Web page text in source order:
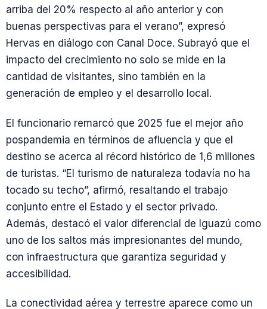
arriba del 20% respecto al año anterior y con
buenas perspectivas para el verano”, expresó
Hervas en diálogo con Canal Doce. Subrayó que el
impacto del crecimiento no solo se mide en la
cantidad de visitantes, sino también en la
generación de empleo y el desarrollo local.
El funcionario remarcó que 2025 fue el mejor año
pospandemia en términos de afluencia y que el
destino se acerca al récord histórico de 1,6 millones
de turistas. “El turismo de naturaleza todavía no ha
tocado su techo”, afirmó, resaltando el trabajo
conjunto entre el Estado y el sector privado.
Además, destacó el valor diferencial de Iguazú como
uno de los saltos más impresionantes del mundo,
con infraestructura que garantiza seguridad y
accesibilidad.
La conectividad aérea y terrestre aparece como un